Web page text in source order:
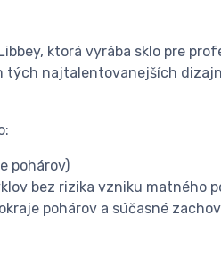
ktorá vyrába sklo pre
tých najtalentovanejších
pohárov)
bez rizika vzniku matného
pohárov a súčasné